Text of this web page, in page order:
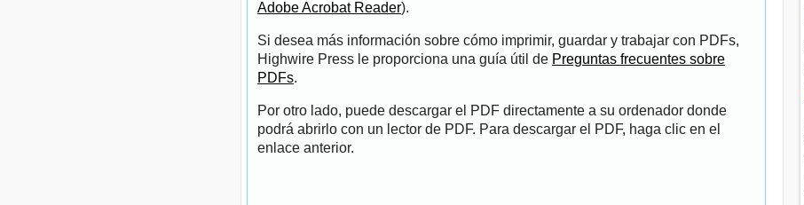
Adobe Acrobat Reader).
Si desea más información sobre cómo imprimir, guardar y trabajar con PDFs,
Highwire Press le proporciona una guía útil de Preguntas frecuentes sobre
PDFs.
Por otro lado, puede descargar el PDF directamente a su ordenador donde
podrá abrirlo con un lector de PDF. Para descargar el PDF, haga clic en el
enlace anterior.